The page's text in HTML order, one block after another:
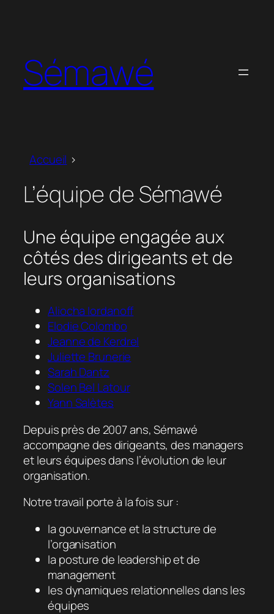
Sémawé
Accueil
L’équipe de Sémawé
Une équipe engagée aux
côtés des dirigeants et de
leurs organisations
Aliocha Iordanoff
Elodie Colombo
Jeanne de Kerdrel
Juliette Brunerie
Sarah Dantz
Solen Bel Latour
Yann Salètes
Depuis près de 2007 ans, Sémawé
accompagne des dirigeants, des managers
et leurs équipes dans l’évolution de leur
organisation.
Notre travail porte à la fois sur :
la gouvernance et la structure de
l’organisation
la posture de leadership et de
management
les dynamiques relationnelles dans les
équipes